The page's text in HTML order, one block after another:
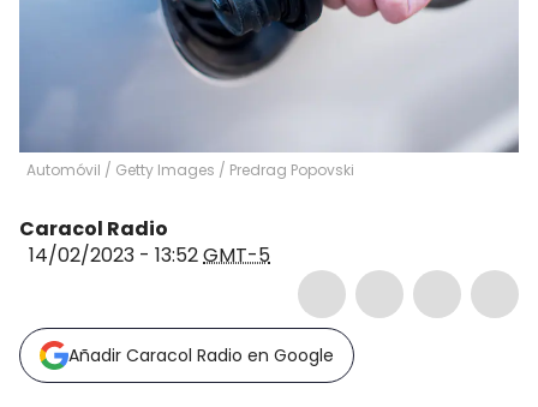
Automóvil / Getty Images / Predrag Popovski
Caracol Radio
14/02/2023 - 13:52GMT-5
Añadir Caracol Radio en Google